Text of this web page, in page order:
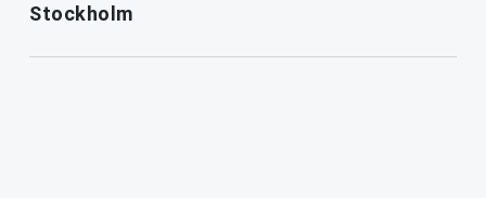
Stockholm